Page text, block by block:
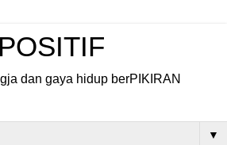
dan gaya hidup berPIKIRAN
▼